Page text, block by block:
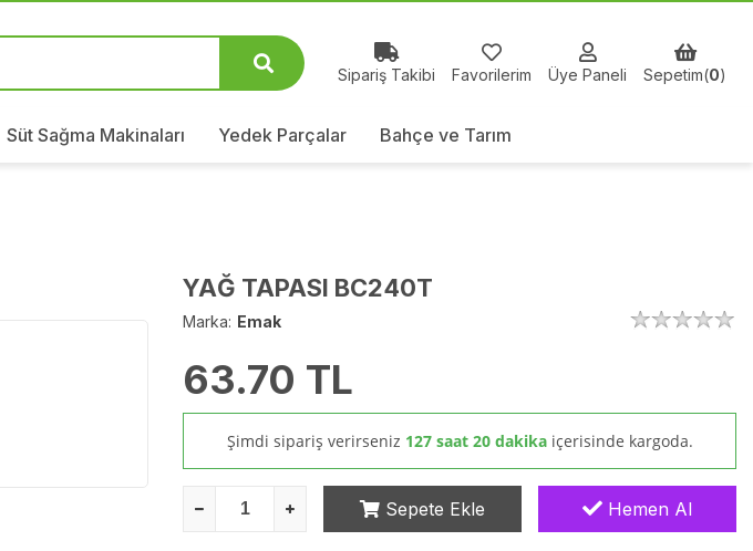
Sipariş Takibi Favorilerim Üye Paneli Sepetim(0)
Süt Sağma Makinaları Yedek Parçalar Bahçe ve Tarım
YAĞ TAPASI BC240T
Marka: Emak
63.70 TL
Şimdi sipariş verirseniz 127 saat 20 dakika içerisinde kargoda.
Sepete Ekle Hemen Al